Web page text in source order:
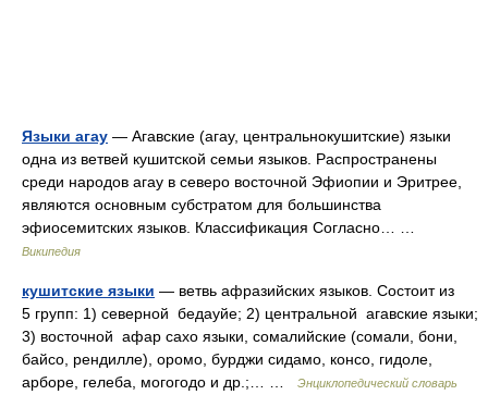
Языки агау — Агавские (агау, центральнокушитские) языки
одна из ветвей кушитской семьи языков. Распространены
среди народов агау в северо восточной Эфиопии и Эритрее,
являются основным субстратом для большинства
эфиосемитских языков. Классификация Согласно… …
Википедия
кушитские языки — ветвь афразийских языков. Состоит из
5 групп: 1) северной бедауйе; 2) центральной агавские языки;
3) восточной афар сахо языки, сомалийские (сомали, бони,
байсо, рендилле), оромо, бурджи сидамо, консо, гидоле,
арборе, гелеба, могогодо и др.;… …
Энциклопедический словарь